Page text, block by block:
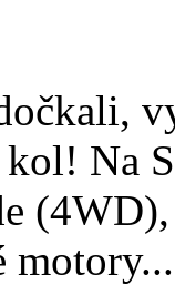
Na
motory...